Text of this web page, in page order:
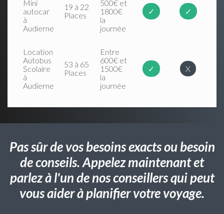
Mini
autocar
à
Audierne
19 à 22
Places
500€ et
1800€
la
journée
✓ ✓
Location
Autobus
Scolaire
à
Audierne
53 à 65
Places
Entre
600€ et
1500€
la
journée
✓ X
Pas sûr de vos besoins exacts ou besoin
de conseils. Appelez maintenant et
parlez à l'un de nos conseillers qui peut
vous aider à planifier votre voyage.